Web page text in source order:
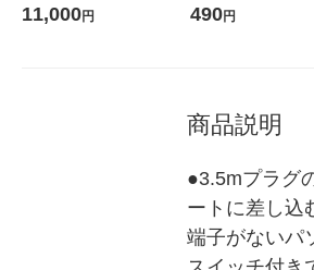
堂 おまけ付き
11,000円
コウォーター）2L ラ
490円
商品説明
●3.5mプラグ
ートに差し込
端子がないパ